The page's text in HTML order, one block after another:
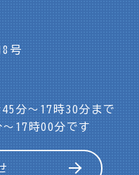
号
分～17時30分まで
17時00分です